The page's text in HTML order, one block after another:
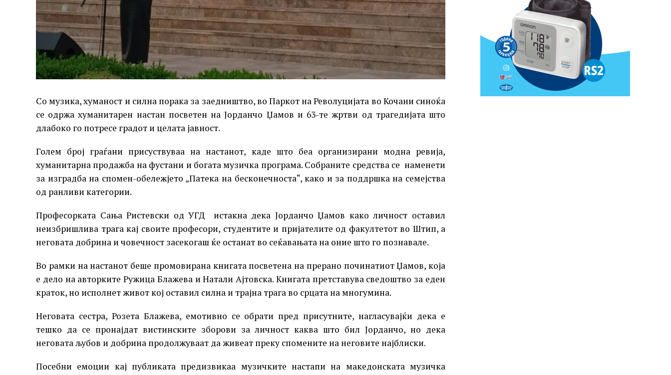
Со музика, хуманост и силна порака за заедништво, во Паркот на Револуцијата во Кочани синоќа
се одржа хуманитарен настан посветен на Јорданчо Џамов и 63-те жртви од трагедијата што
длабоко го потресе градот и целата јавност.
Голем број граѓани присуствуваа на настанот, каде што беа организирани модна ревија,
хуманитарна продажба на фустани и богата музичка програма. Собраните средства се наменети
за изградба на спомен-обележјето „Патека на бесконечноста“, како и за поддршка на семејства
од ранливи категории.
Професорката Сања Ристевски од УГД истакна дека Јорданчо Џамов како личност оставил
неизбришлива трага кај своите професори, студентите и пријателите од факултетот во Штип, а
неговата добрина и човечност засекогаш ќе останат во сеќавањата на оние што го познавале.
Во рамки на настанот беше промовирана книгата посветена на прерано починатиот Џамов, која
е дело на авторките Ружица Блажева и Натали Ајтовска. Книгата претставува сведоштво за еден
краток, но исполнет живот кој оставил силна и трајна трага во срцата на многумина.
Неговата сестра, Розета Блажева, емотивно се обрати пред присутните, нагласувајќи дека е
тешко да се пронајдат вистинските зборови за личност каква што бил Јорданчо, но дека
неговата љубов и добрина продолжуваат да живеат преку спомените на неговите најблиски.
Посебни емоции кај публиката предизвикаа музичките настапи на македонската музичка